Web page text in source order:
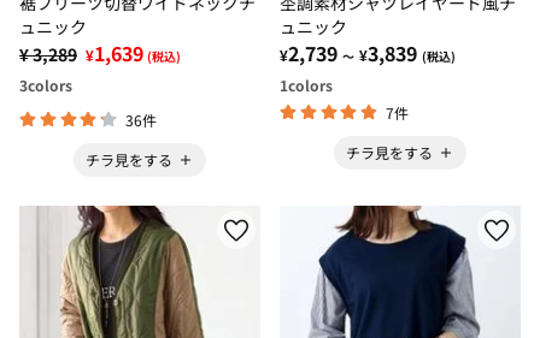
ュニック
¥ 3,289 ¥1,639 (税込)
3colors
36件
チラ見をする
ュニック
¥2,739 ～ ¥3,839 (税込)
1colors
7件
チラ見をする